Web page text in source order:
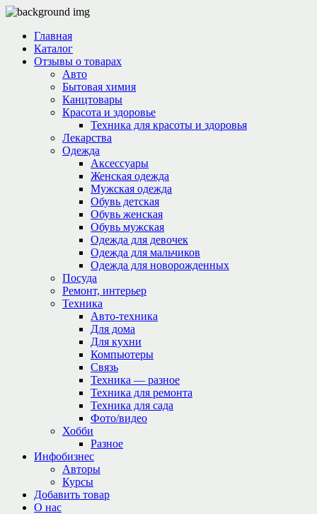
Главная
Каталог
Отзывы о товарах
Авто
Бытовая химия
Канцтовары
Красота и здоровье
Техника для красоты и здоровья
Лекарства
Одежда
Аксессуары
Женская одежда
Мужская одежда
Обувь детская
Обувь женская
Обувь мужская
Одежда для девочек
Одежда для мальчиков
Одежда для новорожденных
Посуда
Ремонт, интерьер
Техника
Авто-техника
Для дома
Для кухни
Компьютеры
Связь
Техника — разное
Техника для ремонта
Техника для сада
Фото/видео
Хобби
Разное
Инфобизнес
Авторы
Курсы
Добавить товар
О нас